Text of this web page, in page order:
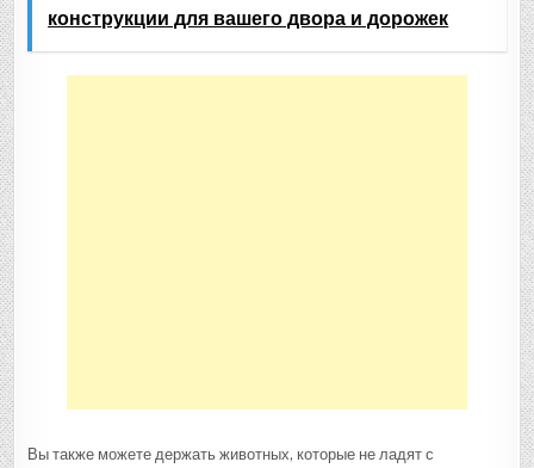
конструкции для вашего двора и дорожек
Вы также можете держать животных, которые не ладят с